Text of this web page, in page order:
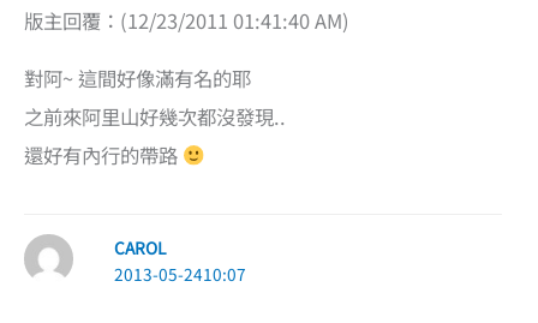
版主回覆：(12/23/2011 01:41:40 AM)
對阿~ 這間好像滿有名的耶
之前來阿里山好幾次都沒發現..
還好有內行的帶路
CAROL
2013-05-2410:07